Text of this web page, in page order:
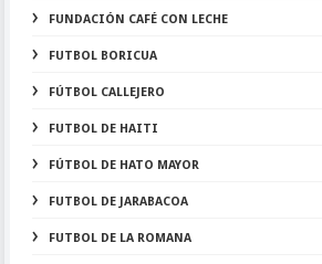
FUNDACIÓN CAFÉ CON LECHE
FUTBOL BORICUA
FÚTBOL CALLEJERO
FUTBOL DE HAITI
FÚTBOL DE HATO MAYOR
FUTBOL DE JARABACOA
FUTBOL DE LA ROMANA